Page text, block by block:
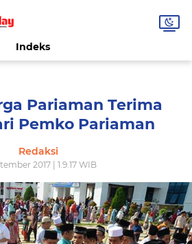
Indeks
Pariaman Terima
Pemko Pariaman
Redaksi
2017 | 1.9.17 WIB